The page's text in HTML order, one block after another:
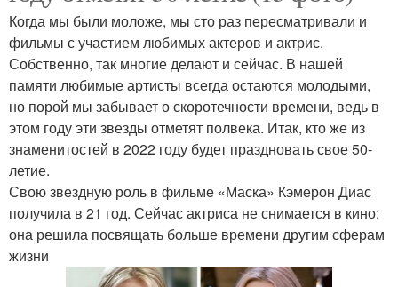
Когда мы были моложе, мы сто раз пересматривали и
фильмы с участием любимых актеров и актрис.
Собственно, так многие делают и сейчас. В нашей
памяти любимые артисты всегда остаются молодыми,
но порой мы забывает о скоротечности времени, ведь в
этом году эти звезды отметят полвека. Итак, кто же из
знаменитостей в 2022 году будет праздновать свое 50-
летие.
Свою звездную роль в фильме «Маска» Кэмерон Диас
получила в 21 год. Сейчас актриса не снимается в кино:
она решила посвящать больше времени другим сферам
жизни